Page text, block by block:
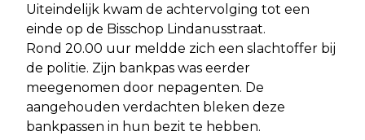
Uiteindelijk kwam de achtervolging tot een
einde op de Bisschop Lindanusstraat.
Rond 20.00 uur meldde zich een slachtoffer bij
de politie. Zijn bankpas was eerder
meegenomen door nepagenten. De
aangehouden verdachten bleken deze
bankpassen in hun bezit te hebben.